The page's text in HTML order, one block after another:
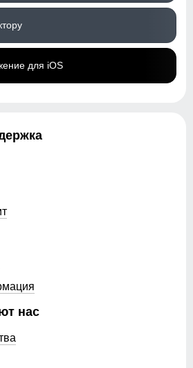
запускать продажи. Это снижает
минимизировать остатки.
купить легинсы оптом от
качество и актуальные
для iOS
нас